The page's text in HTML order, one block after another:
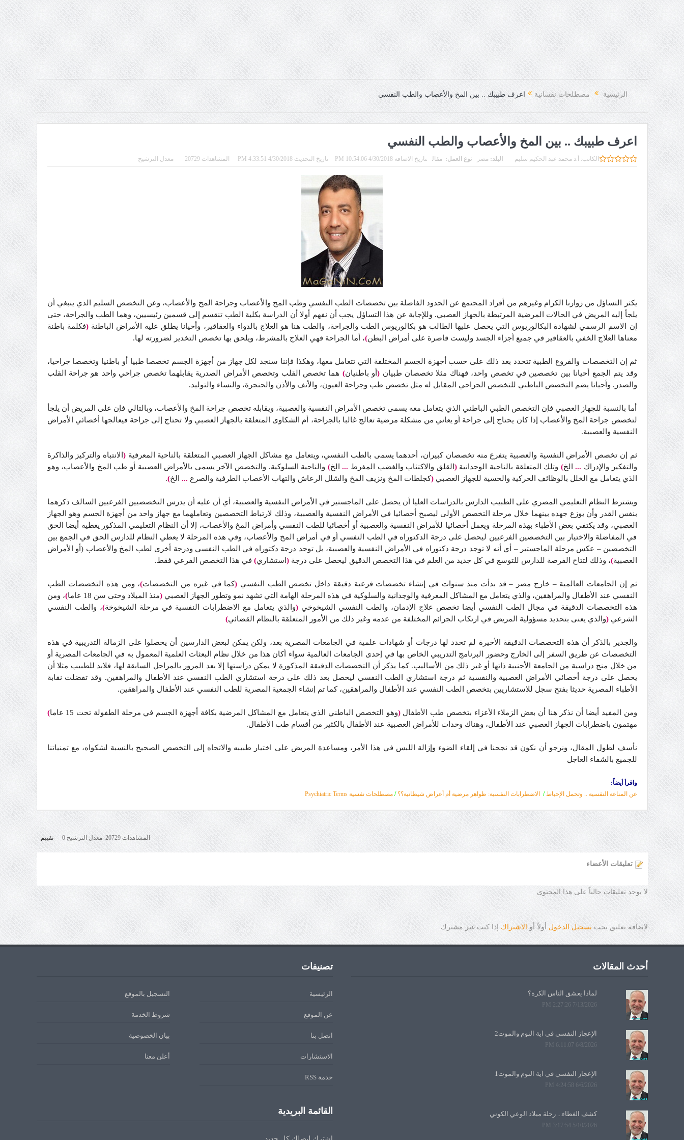
الرئيسية مصطلحات نفسانية اعرف طبيبك .. بين المخ والأعصاب والطب النفسي
اعرف طبيبك .. بين المخ والأعصاب والطب النفسي
الكاتب: أ.د محمد عبد الحكيم سليم البلد: مصر نوع العمل:مقال تاريخ الاضافة 4/30/2018 10:54:06 PM تاريخ التحديث 4/30/2018 4:33:51 PM المشاهدات 20729 معدل الترشيح
يكثر التساؤل من زوارنا الكرام وغيرهم من أفراد المجتمع عن الحدود الفاصلة بين تخصصات الطب النفسي وطب المخ والأعصاب وجراحة المخ والأعصاب، وعن التخصص السليم الذي ينبغي أن
يلجأ إليه المريض في الحالات المرضية المرتبطة بالجهاز العصبي. وللإجابة عن هذا التساؤل يجب أن نفهم أولا أن الدراسة بكلية الطب تنقسم إلى قسمين رئيسيين، وهما الطب والجراحة، حتى
إن الاسم الرسمي لشهادة البكالوريوس التي يحصل عليها الطالب هو بكالوريوس الطب والجراحة، والطب هنا هو العلاج بالدواء والعقاقير، وأحيانا يطلق عليه الأمراض الباطنة(فكلمة باطنة
معناها العلاج الخفي بالعقاقير في جميع أجزاء الجسد وليست قاصرة على أمراض البطن)، أما الجراحة فهي العلاج بالمشرط، ويلحق بها تخصص التخدير لضرورته لها.
ثم إن التخصصات والفروع الطبية تتحدد بعد ذلك على حسب أجهزة الجسم المختلفة التي تتعامل معها، وهكذا فإننا سنجد لكل جهاز من أجهزة الجسم تخصصا طبيا أو باطنيا وتخصصا جراحيا،
وقد يتم الجمع أحيانا بين تخصصين في تخصص واحد، فهناك مثلا تخصصان طبيان (أو باطنيان) هما تخصص القلب وتخصص الأمراض الصدرية يقابلهما تخصص جراحي واحد هو جراحة القلب
والصدر. وأحيانا يضم التخصص الباطني للتخصص الجراحي المقابل له مثل تخصص طب وجراحة العيون، والأنف والأذن والحنجرة، والنساء والتوليد.
أما بالنسبة للجهاز العصبي فإن التخصص الطبي الباطني الذي يتعامل معه يسمى تخصص الأمراض النفسية والعصبية، ويقابله تخصص جراحة المخ والأعصاب، وبالتالي فإن على المريض أن يلجأ
لتخصص جراحة المخ والأعصاب إذا كان يحتاج إلى جراحة أو يعاني من مشكلة مرضية تعالج غالبا بالجراحة، أم الشكاوى المتعلقة بالجهاز العصبي ولا تحتاج إلى جراحة فيعالجها أخصائي الأمراض
النفسية والعصبية.
ثم إن تخصص الأمراض النفسية والعصبية يتفرع منه تخصصان كبيران، أحدهما يسمى بالطب النفسي، ويتعامل مع مشاكل الجهاز العصبي المتعلقة بالناحية المعرفية( الانتباه والتركيز والذاكرة
والتفكير والإدراك ...الخ) وتلك المتعلقة بالناحية الوجدانية( القلق والاكتئاب والغضب المفرط ...الخ) والناحية السلوكية. والتخصص الآخر يسمى بالأمراض العصبية أو طب المخ والأعصاب، وهو
الذي يتعامل مع الخلل بالوظائف الحركية والحسية للجهاز العصبي(كجلطات المخ ونزيف المخ والشلل الرعاش والتهاب الأعصاب الطرفية والصرع ... الخ)
.
ويشترط النظام التعليمي المصري على الطبيب الدارس بالدراسات العليا أن يحصل على الماجستير في الأمراض النفسية والعصبية، أي أن عليه أن يدرس التخصصيين الفرعيين السالف ذكرهما
بنفس القدر وأن يوزع جهده بينهما خلال مرحلة التخصص الأولى ليصبح أخصائيا في الأمراض النفسية والعصبية، وذلك لارتباط التخصصين وتعاملهما مع جهاز واحد من أجهزة الجسم وهو الجهاز
العصبي، وقد يكتفي بعض الأطباء بهذه المرحلة ويعمل أخصائيا للأمراض النفسية والعصبية أو أخصائيا للطب النفسي وأمراض المخ والأعصاب، إلا أن النظام التعليمي المذكور يعطيه أيضا الحق
في المفاضلة والاختيار بين التخصصين الفرعيين ليحصل على درجة الدكتوراه في الطب النفسي أو في أمراض المخ والأعصاب، وفي هذه المرحلة لا يعطي النظام للدارس الحق في الجمع بين
التخصصين – عكس مرحلة الماجستير – أي أنه لا توجد درجة دكتوراه في الأمراض النفسية والعصبية، بل توجد درجة دكتوراه في الطب النفسي ودرجة أخرى لطب المخ والأعصاب (أو الأمراض
العصبية)، وذلك لتتاح الفرصة للدارس للتوسع في كل جديد من العلم في هذا التخصص الدقيق ليحصل على درجة( استشاري) في هذا التخصص الفرعي فقط.
ثم إن الجامعات العالمية – خارج مصر – قد بدأت منذ سنوات في إنشاء تخصصات فرعية دقيقة داخل تخصص الطب النفسي (كما في غيره من التخصصات)، ومن هذه التخصصات الطب
النفسي عند الأطفال والمراهقين، والذي يتعامل مع المشاكل المعرفية والوجدانية والسلوكية في هذه المرحلة الهامة التي تشهد نمو وتطور الجهاز العصبي (منذ الميلاد وحتى سن 18 عاما )، ومن
هذه التخصصات الدقيقة في مجال الطب النفسي أيضا تخصص علاج الإدمان، والطب النفسي الشيخوخي(والذي يتعامل مع الاضطرابات النفسية في مرحلة الشيخوخة)، والطب النفسي
الشرعي(والذي يعنى بتحديد مسؤولية المريض في ارتكاب الجرائم المختلفة من عدمه وغير ذلك من الأمور المتعلقة بالنظام القضائي)
والجدير بالذكر أن هذه التخصصات الدقيقة الأخيرة لم تحدد لها درجات أو شهادات علمية في الجامعات المصرية بعد، ولكن يمكن لبعض الدارسين أن يحصلوا على الزمالة التدريبية في هذه
التخصصات عن طريق السفر إلى الخارج وحضور البرنامج التدريبي الخاص بها في إحدى الجامعات العالمية سواء أكان هذا من خلال نظام البعثات العلمية المعمول به في الجامعات المصرية أو
من خلال منح دراسية من الجامعة الأجنبية ذاتها أو غير ذلك من الأساليب. كما يذكر أن التخصصات الدقيقة المذكورة لا يمكن دراستها إلا بعد المرور بالمراحل السابقة لها، فلابد للطبيب مثلا أن
يحصل على درجة أخصائي الأمراض العصبية والنفسية ثم درجة استشاري الطب النفسي ليحصل بعد ذلك على درجة استشاري الطب النفسي عند الأطفال والمراهقين. وقد تفضلت نقابة
الأطباء المصرية حديثا بفتح سجل للاستشاريين بتخصص الطب النفسي عند الأطفال والمراهقين، كما تم إنشاء الجمعية المصرية للطب النفسي عند الأطفال والمراهقين.
ومن المفيد أيضا أن نذكر هنا أن بعض الزملاء الأعزاء بتخصص طب الأطفال (وهو التخصص الباطني الذي يتعامل مع المشاكل المرضية بكافة أجهزة الجسم في مرحلة الطفولة تحت 15 عاما
)
مهتمون باضطرابات الجهاز العصبي عند الأطفال، وهناك وحدات للأمراض العصبية عند الأطفال بالكثير من أقسام طب الأطفال.
نأسف لطول المقال، ونرجو أن نكون قد نجحنا في إلقاء الضوء وإزالة اللبس في هذا الأمر، ومساعدة المريض على اختيار طبيبه والاتجاه إلى التخصص الصحيح بالنسبة لشكواه، مع تمنياتنا
للجميع بالشفاء العاجل
واقرأ أيضاً:
عن المناعة النفسية .. وتحمل الإحباط / الاضطرابات النفسية: ظواهر مرضية أم أعراض شيطانية؟؟ / مصطلحات نفسية Psychiatric Terms
المشاهدات 20729 معدل الترشيح 0 تقييم
تعليقات الأعضاء
لا يوجد تعليقات حالياً على هذا المحتوى
لإضافة تعليق يجبتسجيل الدخول أولاً أو الاشتراك إذا كنت غير مشترك
أحدث المقالات
لماذا يعشق الناس الكرة؟
7/13/2026 2:27:26 PM
الإعجاز النفسي في آية النوم والموت2
6/8/2026 6:11:07 PM
الإعجاز النفسي في آية النوم والموت1
6/6/2026 4:24:58 PM
كشف الغطاء... رحلة ميلاد الوعي الكوني
5/10/2026 3:17:54 PM
تصنيفات
الرئيسية التسجيل بالموقع
عن الموقع شروط الخدمة
اتصل بنا بيان الخصوصية
الاستشارات أعلن معنا
خدمة RSS
القائمة البريدية